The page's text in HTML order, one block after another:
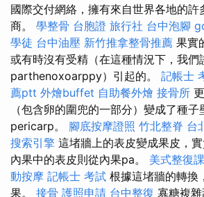
國際交付網絡，擁有來自世界各地的許
商。 學整骨 台胞證 旅行社 台中泡腳
學徒 台中油壓 新竹推拿整骨推薦 果實
或有時沒有受精（在這種情況下，我們
parthenoxoarppy）引起的。 記帳士
薦ptt 外燴buffet 自助餐外燴 接骨所
（包含卵的圍兜的一部分）變成了種
pericarp。 腳底按摩證照 竹北整脊 台
搜索引擎 這堵牆上的表皮變成果皮，
內果中的表皮則從內果pa。 美式整復
動按摩 記帳士 考試 根據這堵牆的轉換
果。 接骨 護照申請 台中整復 寡糖複